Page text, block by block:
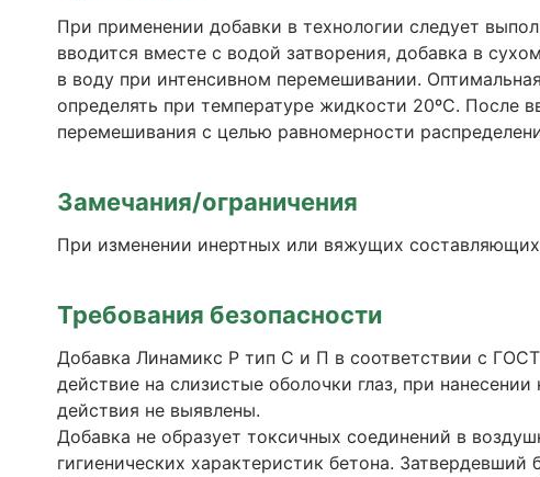
При применении добавки в технологии следует
вводится вместе с водой затворения, добавка в
в воду при интенсивном перемешивании.
определять при температуре жидкости 20ºС. После
перемешивания с целью равномерности
Замечания/ограничения
При изменении инертных или вяжущих
Требования безопасности
Добавка Линамикс Р тип С и П в соответствии с
действие на слизистые оболочки глаз, при
действия не выявлены.
Добавка не образует токсичных соединений в
гигиенических характеристик бетона.